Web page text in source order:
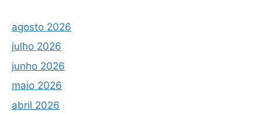
agosto 2026
julho 2026
junho 2026
maio 2026
abril 2026